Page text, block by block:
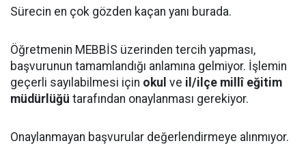
Sürecin en çok gözden kaçan yanı burada.
Öğretmenin MEBBİS üzerinden tercih yapması,
başvurunun tamamlandığı anlamına gelmiyor. İşlemin
geçerli sayılabilmesi için okul ve il/ilçe millî eğitim
müdürlüğü tarafından onaylanması gerekiyor.
Onaylanmayan başvurular değerlendirmeye alınmıyor.